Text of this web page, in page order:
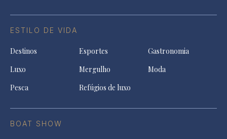
ESTILO DE VIDA
Destinos Esportes
Gastronomia
Luxo
Mergulho
Moda
Pesca
Refúgios de luxo
BOAT SHOW